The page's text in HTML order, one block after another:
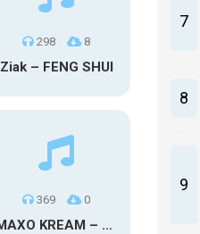
298 8
Ziak – FENG SHUI
369 0
MAXO KREAM – 6 MONTHS CLEAN
7
8
9